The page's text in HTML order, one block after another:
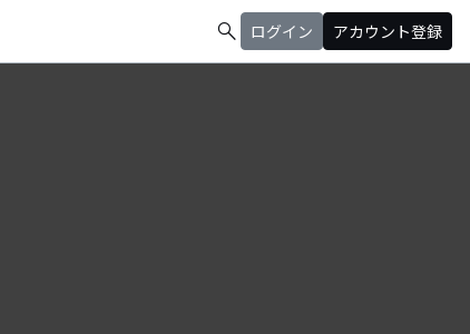
search ログイン アカウント登録